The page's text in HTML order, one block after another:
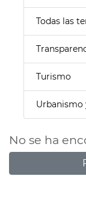
Todas las
Turismo
Urbanismo
No se ha